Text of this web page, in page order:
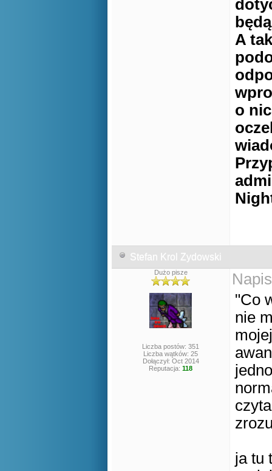
A
o
Stefan Krol Zydowski
Dużo pisze
Liczba postów: 351
Liczba wątków: 25
Dołączył: Oct 2014
Reputacja: 118
"Co
nie
ja tu